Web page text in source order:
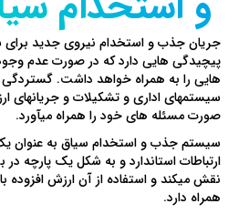
جریان جذب و استخدام نیروی جدید برای
پیچیدگی هایی دارد که در صورت عدم
هایی را به همراه خواهد داشت. گستردگی
سیستمهای اداری و تشکیلات و جریانهای
صورت مسئله های خود را همراه میآورد.
سیستم جذب و استخدام سیاق به عنوان
ارتباطات استاندارد و به شکل یک پارچه در
نقش میکند و استفاده از آن ارزش افزوده
همراه دارد.